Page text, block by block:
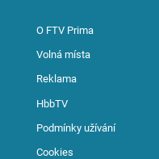
O FTV Prima
Volná místa
Reklama
HbbTV
Podmínky užívání
Cookies